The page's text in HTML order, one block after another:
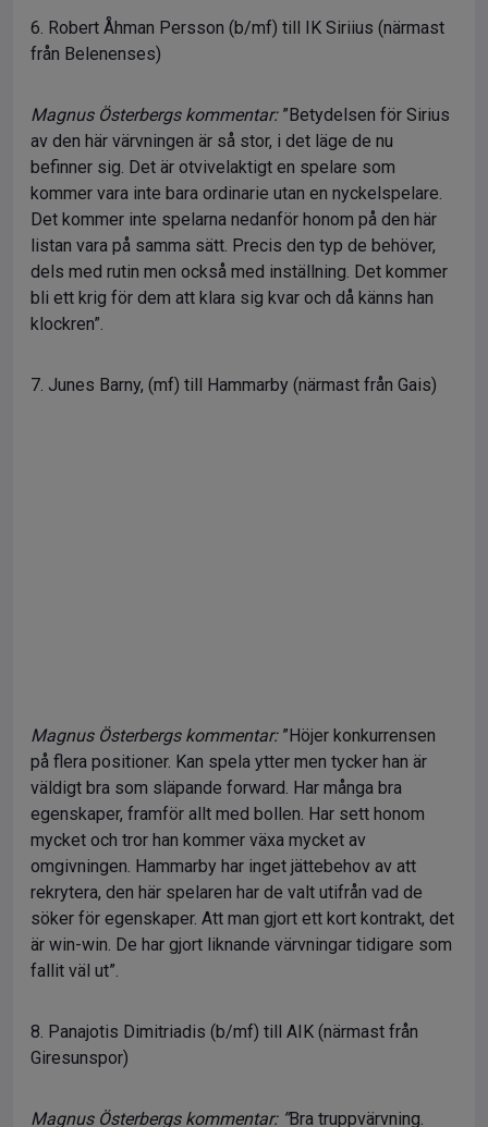
6. Robert Åhman Persson (b/mf) till IK Siriius (närmast
från Belenenses)
Magnus Österbergs kommentar:”Betydelsen för Sirius
av den här värvningen är så stor, i det läge de nu
befinner sig. Det är otvivelaktigt en spelare som
kommer vara inte bara ordinarie utan en nyckelspelare.
Det kommer inte spelarna nedanför honom på den här
listan vara på samma sätt. Precis den typ de behöver,
dels med rutin men också med inställning. Det kommer
bli ett krig för dem att klara sig kvar och då känns han
klockren”.
7. Junes Barny, (mf) till Hammarby (närmast från Gais)
Magnus Österbergs kommentar:”Höjer konkurrensen
på flera positioner. Kan spela ytter men tycker han är
väldigt bra som släpande forward. Har många bra
egenskaper, framför allt med bollen. Har sett honom
mycket och tror han kommer växa mycket av
omgivningen. Hammarby har inget jättebehov av att
rekrytera, den här spelaren har de valt utifrån vad de
söker för egenskaper. Att man gjort ett kort kontrakt, det
är win-win. De har gjort liknande värvningar tidigare som
fallit väl ut”.
8. Panajotis Dimitriadis (b/mf) till AIK (närmast från
Giresunspor)
Magnus Österbergs kommentar: ”Bra truppvärvning.